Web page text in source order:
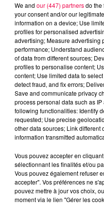
podcasts/2023/01/Le-
We and our (447) partnersdo the
your consent and/or our
information on a device; Use
profiles for personalised
advertising; Measure advertising
performance; Understand
of data from different sources;
profiles to personalise content;
content; Use limited data to
detect fraud, and fix errors;
Save and communicate privacy
process personal data such as
following functionalities: Identify
requested; Use precise
other data sources; Link different
information transmitted
Vous pouvez accepter en
sélectionnant les finalités et/ou
Vous pouvez également refuser
accepter". Vos préférences ne
pouvez mettre à jour vos choix,
moment via le lien "Gérer les